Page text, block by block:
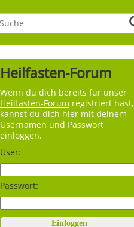
Heilfasten-Forum
Wenn du dich bereits für unser
Heilfasten-Forum registriert hast,
kannst du dich hier mit deinem
Usernamen und Passwort
einloggen.
User:
Passwort: